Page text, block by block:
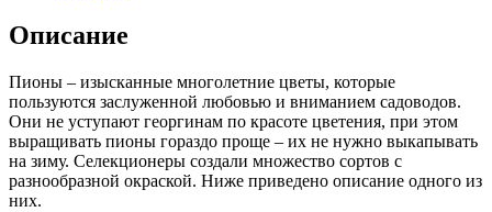
Описание
Пионы – изысканные многолетние цветы, которые
пользуются заслуженной любовью и вниманием садоводов.
Они не уступают георгинам по красоте цветения, при этом
выращивать пионы гораздо проще – их не нужно выкапывать
на зиму. Селекционеры создали множество сортов с
разнообразной окраской. Ниже приведено описание одного из
них.